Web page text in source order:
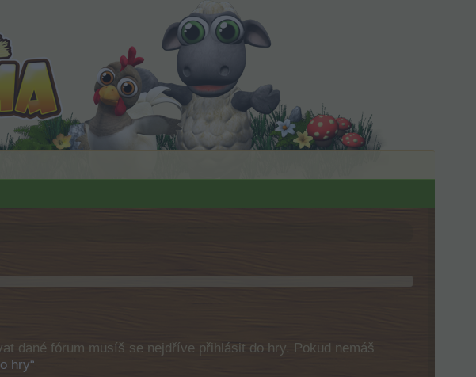
dané fórum musíš se nejdříve přihlásit do hry. Pokud nemáš
hry“